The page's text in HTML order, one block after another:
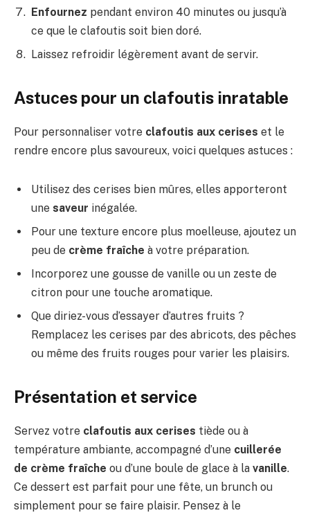
Enfournez pendant environ 40 minutes ou jusqu’à
ce que le clafoutis soit bien doré.
Laissez refroidir légèrement avant de servir.
Astuces pour un clafoutis inratable
Pour personnaliser votre clafoutis aux cerises et le
rendre encore plus savoureux, voici quelques astuces :
Utilisez des cerises bien mûres, elles apporteront
une saveur inégalée.
Pour une texture encore plus moelleuse, ajoutez un
peu de crème fraîche à votre préparation.
Incorporez une gousse de vanille ou un zeste de
citron pour une touche aromatique.
Que diriez-vous d’essayer d’autres fruits ?
Remplacez les cerises par des abricots, des pêches
ou même des fruits rouges pour varier les plaisirs.
Présentation et service
Servez votre clafoutis aux cerises tiède ou à
température ambiante, accompagné d’une cuillerée
de crème fraîche ou d’une boule de glace à la vanille.
Ce dessert est parfait pour une fête, un brunch ou
simplement pour se faire plaisir. Pensez à le